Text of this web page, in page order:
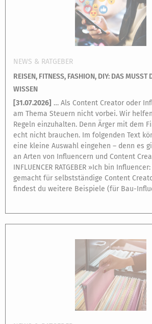
NEWS & RATGEBER
REISEN, FITNESS, FASHION, DIY: DAS MUSST
WISSEN
[31.07.2026] … Als Content Creator oder
am Thema Steuern nicht vorbei. Wir
Regeln einzuhalten. Denn Ärger mit dem
echt nicht brauchen. Im folgenden Text
eine kleine Auswahl eingehen – denn es
an Arten von Influencern und Content
INFLUENCER RATGEBER »Ich bin
gemacht für selbstständige Content
findest du weitere Beispiele (für Bau-